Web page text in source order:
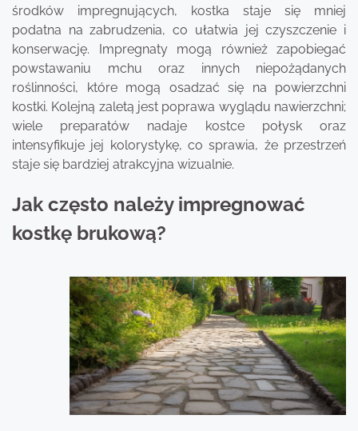
środków impregnujących, kostka staje się mniej
podatna na zabrudzenia, co ułatwia jej czyszczenie i
konserwację. Impregnaty mogą również zapobiegać
powstawaniu mchu oraz innych niepożądanych
roślinności, które mogą osadzać się na powierzchni
kostki. Kolejną zaletą jest poprawa wyglądu nawierzchni;
wiele preparatów nadaje kostce połysk oraz
intensyfikuje jej kolorystykę, co sprawia, że przestrzeń
staje się bardziej atrakcyjna wizualnie.
Jak często należy impregnować
kostkę brukową?